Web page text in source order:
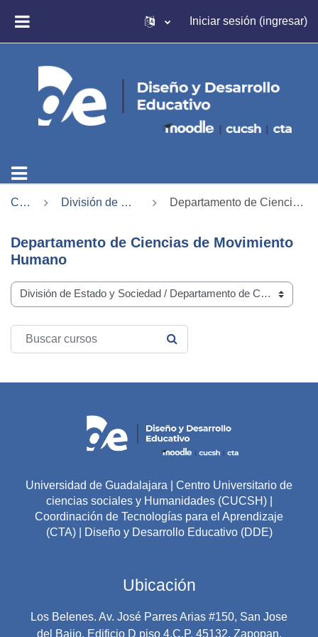
Iniciar sesión (ingresar)
Cursos División de Estado y Sociedad Departamento de Ciencias de Movimiento Humano
Departamento de Ciencias de Movimiento
Humano
Categorías
Buscar cursos
BUSCAR CURSOS
Universidad de Guadalajara | Centro Universitario de
ciencias sociales y Humanidades (CUCSH) |
Coordinación de Tecnologías para el Aprendizaje
(CTA) | Diseño y Desarrollo Educativo (DDE)
Ubicación
Los Belenes. Av. José Parres Arias #150, San Jose
del Bajio, Edificio D piso 4,C.P. 45132. Zapopan,